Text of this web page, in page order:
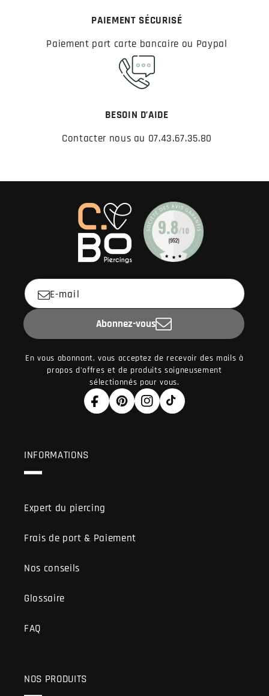
PAIEMENT SÉCURISÉ
Paiement part carte bancaire ou Paypal
BESOIN D’AIDE
Contacter nous au 07.43.67.35.80
E-mail
Abonnez-vous
En vous abonnant, vous acceptez de recevoir des mails à
propos d'offres et de produits soigneusement
sélectionnés pour vous.
FacebookPinterestInstagram
TikTok
INFORMATIONS
Expert du piercing
Frais de port & Paiement
Nos conseils
Glossaire
FAQ
NOS PRODUITS